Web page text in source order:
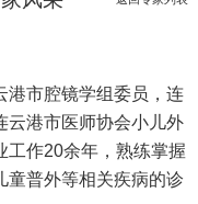
港市腔镜学组委员，连
云港市医师协会小儿外
工作20余年，熟练掌握
童普外等相关疾病的诊